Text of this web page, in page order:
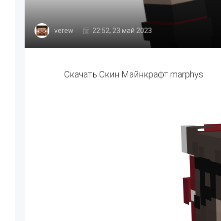
verew 22:52, 23 май 2023
Скачать Скин Майнкрафт marphys